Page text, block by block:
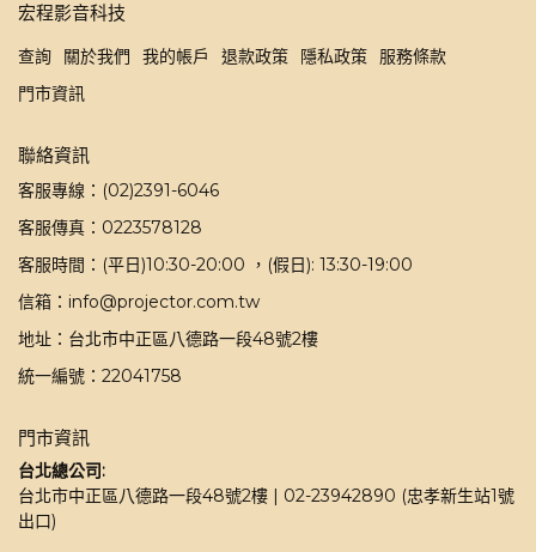
宏程影音科技
查詢 關於我們 我的帳戶 退款政策 隱私政策
服務條款
門市資訊
聯絡資訊
客服專線：(02)2391-6046
客服傳真：0223578128
客服時間：(平日)10:30-20:00 ，(假日): 13:30-19:00
信箱：info@projector.com.tw
地址：台北市中正區八德路一段48號2樓
統一編號：22041758
門市資訊
台北總公司:
台北市中正區八德路一段48號2樓 | 02-23942890 (忠孝新生站1號
出口)